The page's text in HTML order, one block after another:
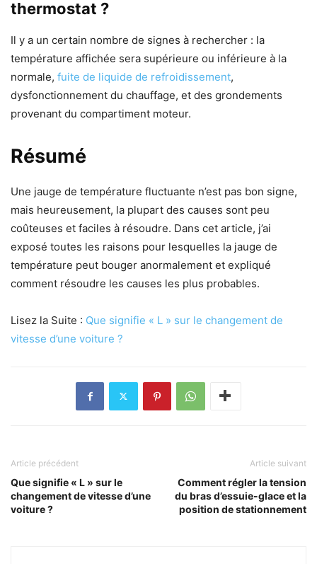
thermostat ?
Il y a un certain nombre de signes à rechercher : la
température affichée sera supérieure ou inférieure à la
normale, fuite de liquide de refroidissement,
dysfonctionnement du chauffage, et des grondements
provenant du compartiment moteur.
Résumé
Une jauge de température fluctuante n’est pas bon signe,
mais heureusement, la plupart des causes sont peu
coûteuses et faciles à résoudre. Dans cet article, j’ai
exposé toutes les raisons pour lesquelles la jauge de
température peut bouger anormalement et expliqué
comment résoudre les causes les plus probables.
Lisez la Suite : Que signifie « L » sur le changement de
vitesse d’une voiture ?
Article précédent
Que signifie « L » sur le
changement de vitesse d’une
voiture ?
Article suivant
Comment régler la tension
du bras d’essuie-glace et la
position de stationnement